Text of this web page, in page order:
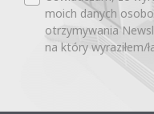
moich danych
otrzymywania
na który wyraziłem/